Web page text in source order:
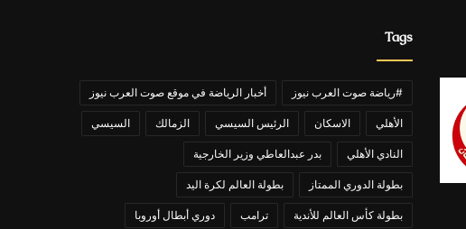
Tags
#رياضة صوت العرب نيوز أخبار الرياضة في موقع صوت العرب نيوز
الأهلي الاسكان الرئيس السيسي الزمالك السيسي
النادي الأهلي بدر عبدالعاطي وزير الخارجية
بطولة الدوري الممتاز بطولة العالم لكرة اليد
بطولة كأس العالم للأندية ترامب دوري أبطال أوروبا